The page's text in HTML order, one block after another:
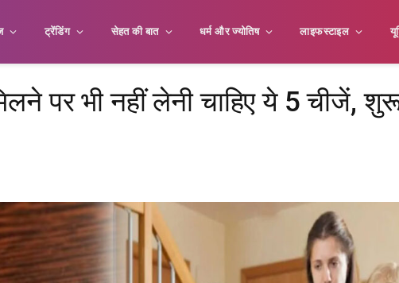
ट्रेंडिंग सेहत की बात धर्म और ज्योतिष लाइफस्टाइल
पर भी नहीं लेनी चाहिए ये 5 चीजें,